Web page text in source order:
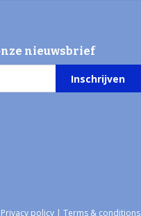
nieuwsbrief
Inschrijven
Privacy policy | Terms & conditions